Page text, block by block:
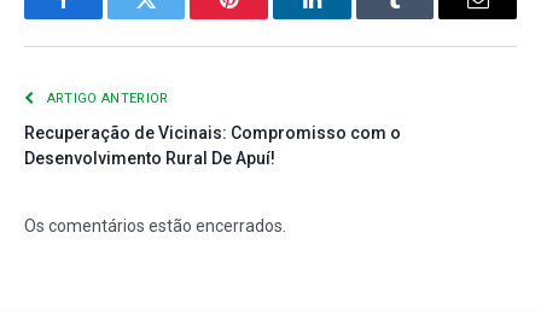
FacebookTwitter Pinterest LinkedInTumblr
E-
ARTIGO ANTERIOR
Recuperação de Vicinais: Compromisso com o
Desenvolvimento Rural De Apuí!
Os comentários estão encerrados.